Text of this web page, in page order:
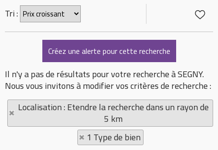
Tri :
Il n'y a pas de résultats pour votre recherche à SEGNY.
Nous vous invitons à modifier vos critères de recherche :
Localisation : Etendre la recherche dans un rayon de
5 km
1 Type de bien